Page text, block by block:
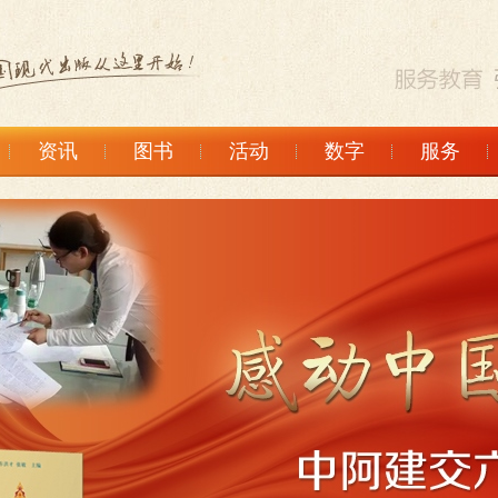
资讯 图书 活动 数字 服务